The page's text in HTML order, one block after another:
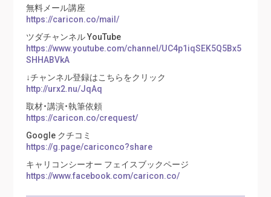
無料メール講座
https://caricon.co/mail/
ツダチャンネル YouTube
https://www.youtube.com/channel/UC4p1iqSEK5Q5Bx5
SHHABVkA
↓チャンネル登録はこちらをクリック
http://urx2.nu/JqAq
取材・講演・執筆依頼
https://caricon.co/crequest/
Google クチコミ
https://g.page/cariconco?share
キャリコンシーオー フェイスブックページ
https://www.facebook.com/caricon.co/